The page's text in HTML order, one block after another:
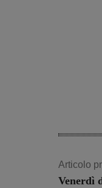
Articolo
Venerdì